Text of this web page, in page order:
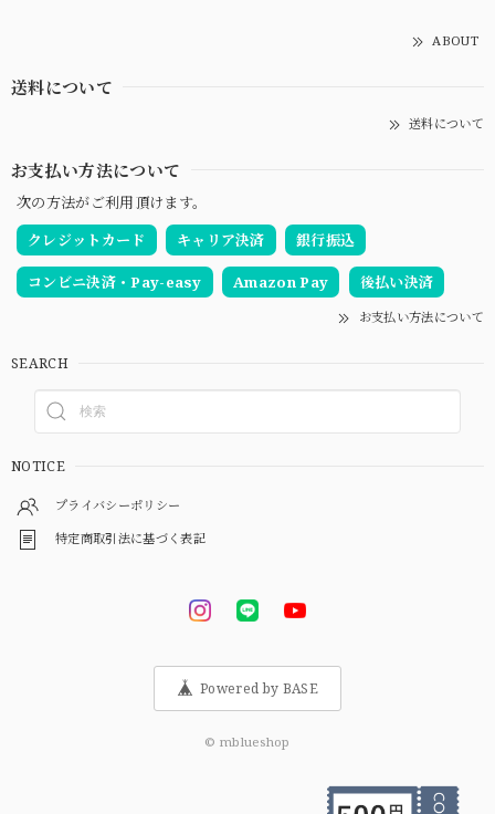
ABOUT
送料について
送料について
お支払い方法について
次の方法がご利用頂けます。
クレジットカード
キャリア決済 銀行振込
コンビニ決済・Pay-easy Amazon Pay 後払い決済
お支払い方法について
SEARCH
NOTICE
プライバシーポリシー
特定商取引法に基づく表記
Powered by BASE
© mblueshop